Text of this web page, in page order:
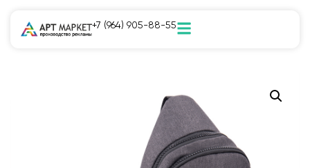
+7 (964) 905-88-55